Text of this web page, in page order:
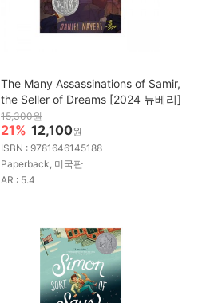
The Many Assassinations of Samir,
the Seller of Dreams [2024 뉴베리]
15,300원
21% 12,100원
ISBN : 9781646145188
Paperback, 미국판
AR : 5.4